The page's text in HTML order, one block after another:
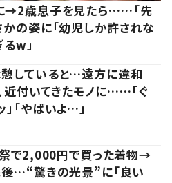
→2歳息子を見たら……「先
かの姿に「幼児しか許されな
w」
していると…遠方に違和
近付いてきたモノに……「ぐ
」「やばいよ…」
で2,000円で買った着物→
…“驚きの光景”に「良い